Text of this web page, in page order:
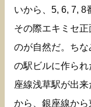
いから、5, 6, 7, 8
その際エキミセ
のが自然だ。ち
の駅ビルに作ら
座線浅草駅が出
から、銀座線か